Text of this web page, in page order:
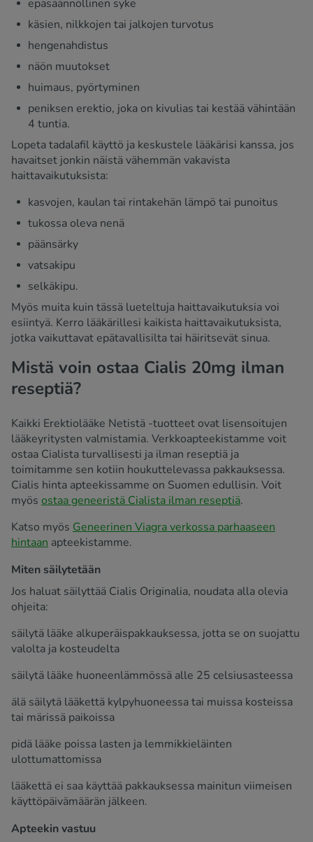
epäsäännöllinen syke
käsien, nilkkojen tai jalkojen turvotus
hengenahdistus
näön muutokset
huimaus, pyörtyminen
peniksen erektio, joka on kivulias tai kestää vähintään
4 tuntia.
Lopeta tadalafil käyttö ja keskustele lääkärisi kanssa, jos
havaitset jonkin näistä vähemmän vakavista
haittavaikutuksista:
kasvojen, kaulan tai rintakehän lämpö tai punoitus
tukossa oleva nenä
päänsärky
vatsakipu
selkäkipu.
Myös muita kuin tässä lueteltuja haittavaikutuksia voi
esiintyä. Kerro lääkärillesi kaikista haittavaikutuksista,
jotka vaikuttavat epätavallisilta tai häiritsevät sinua.
Mistä voin ostaa Cialis 20mg ilman
reseptiä?
Kaikki Erektiolääke Netistä -tuotteet ovat lisensoitujen
lääkeyritysten valmistamia. Verkkoapteekistamme voit
ostaa Cialista turvallisesti ja ilman reseptiä ja
toimitamme sen kotiin houkuttelevassa pakkauksessa.
Cialis hinta apteekissamme on Suomen edullisin. Voit
myös ostaa geneeristä Cialista ilman reseptiä.
Katso myös Geneerinen Viagra verkossa parhaaseen
hintaan apteekistamme.
Miten säilytetään
Jos haluat säilyttää Cialis Originalia, noudata alla olevia
ohjeita:
säilytä lääke alkuperäispakkauksessa, jotta se on suojattu
valolta ja kosteudelta
säilytä lääke huoneenlämmössä alle 25 celsiusasteessa
älä säilytä lääkettä kylpyhuoneessa tai muissa kosteissa
tai märissä paikoissa
pidä lääke poissa lasten ja lemmikkieläinten
ulottumattomissa
lääkettä ei saa käyttää pakkauksessa mainitun viimeisen
käyttöpäivämäärän jälkeen.
Apteekin vastuu